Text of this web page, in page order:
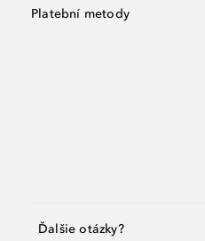
Platební metody
Ďalšie otázky?